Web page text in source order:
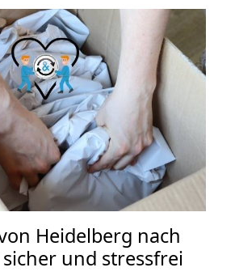
Heidelberg nach
sicher und stressfrei